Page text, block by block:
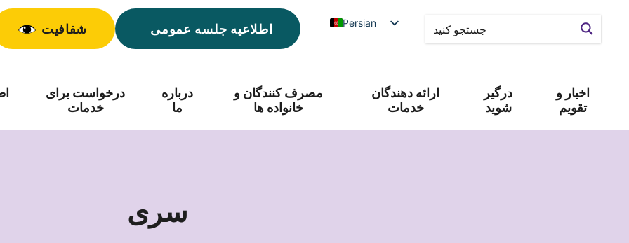
شفافیت اطلاعیه جلسه عمومی Persian
درخواست برای
خدمات
درباره
ما
مصرف کنندگان و
خانواده ها
ارائه دهندگان
خدمات
درگیر
شوید
اخبار و
تقویم
سری